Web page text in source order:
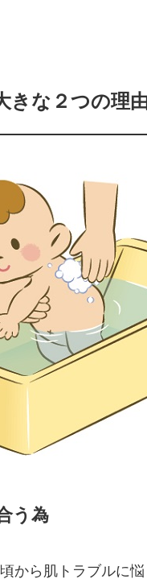
きな２つの理
う為
から肌トラブルに悩